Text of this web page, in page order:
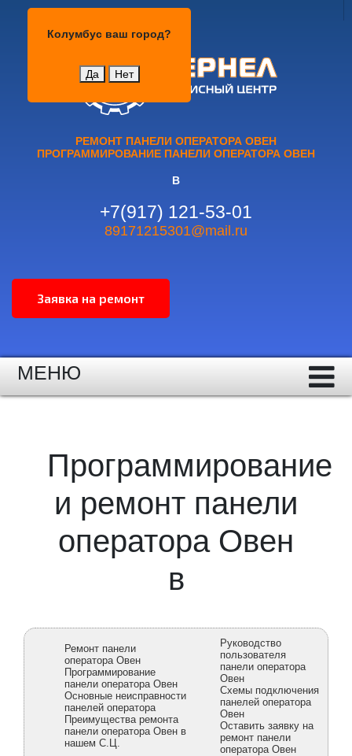
Колумбус ваш город?
Да Нет
РЕМОНТ ПАНЕЛИ ОПЕРАТОРА ОВЕН
ПРОГРАММИРОВАНИЕ ПАНЕЛИ ОПЕРАТОРА ОВЕН
В
+7(917) 121-53-01
89171215301@mail.ru
МЕНЮ
Программирование
и ремонт панели
оператора Овен
в
Ремонт панели
оператора Овен
Программирование
панели оператора Овен
Основные неисправности
панелей оператора
Преимущества ремонта
панели оператора Овен в
нашем С.Ц.
Руководство
пользователя
панели оператора
Овен
Схемы подключения
панелей оператора
Овен
Оставить заявку на
ремонт панели
оператора Овен